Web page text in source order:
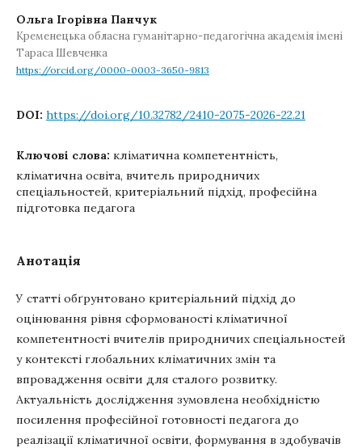
Ольга Ігорівна Панчук
Кременецька обласна гуманітарно-педагогічна академія імені
Тараса Шевченка
https://orcid.org/0000-0003-3650-9813
DOI: https://doi.org/10.32782/2410-2075-2026-22.21
Ключові слова: кліматична компетентність,
кліматична освіта, вчитель природничих
спеціальностей, критеріальний підхід, професійна
підготовка педагога
Анотація
У статті обґрунтовано критеріальний підхід до
оцінювання рівня сформованості кліматичної
компетентності вчителів природничих спеціальностей
у контексті глобальних кліматичних змін та
впровадження освіти для сталого розвитку.
Актуальність дослідження зумовлена необхідністю
посилення професійної готовності педагога до
реалізації кліматичної освіти, формування в здобувачів